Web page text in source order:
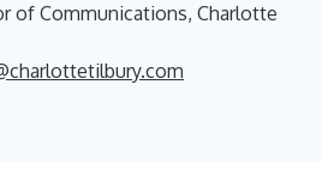
of Communications, Charlotte